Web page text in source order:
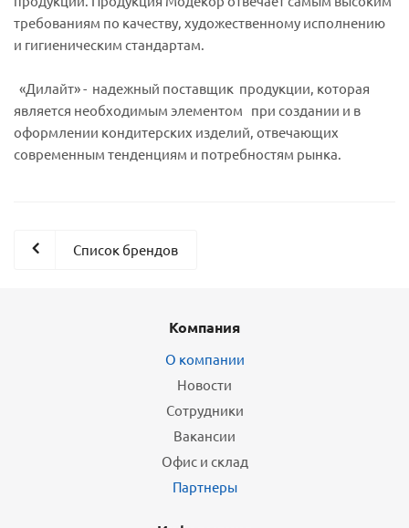
требованиям по качеству, художественному исполнению
и гигиеническим стандартам.
«Дилайт» - надежный поставщик продукции, которая
является необходимым элементом при создании и в
оформлении кондитерских изделий, отвечающих
современным тенденциям и потребностям рынка.
Список брендов
Компания
О компании
Новости
Сотрудники
Вакансии
Офис и склад
Партнеры